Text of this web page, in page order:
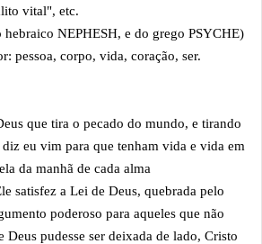
vital", etc.
NEPHESH, e do grego PSYCHE)
pessoa, corpo, vida, coração, ser.
que tira o pecado do mundo, e tirando
eu vim para que tenham vida e vida em
da manhã de cada alma
satisfez a Lei de Deus, quebrada pelo
poderoso para aqueles que não
Deus pudesse ser deixada de lado, Cristo